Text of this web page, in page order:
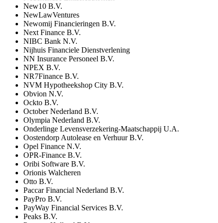
New10 B.V.
NewLawVentures
Newomij Financieringen B.V.
Next Finance B.V.
NIBC Bank N.V.
Nijhuis Financiele Dienstverlening
NN Insurance Personeel B.V.
NPEX B.V.
NR7Finance B.V.
NVM Hypotheekshop City B.V.
Obvion N.V.
Ockto B.V.
October Nederland B.V.
Olympia Nederland B.V.
Onderlinge Levensverzekering-Maatschappij U.A.
Oostendorp Autolease en Verhuur B.V.
Opel Finance N.V.
OPR-Finance B.V.
Oribi Software B.V.
Orionis Walcheren
Otto B.V.
Paccar Financial Nederland B.V.
PayPro B.V.
PayWay Financial Services B.V.
Peaks B.V.